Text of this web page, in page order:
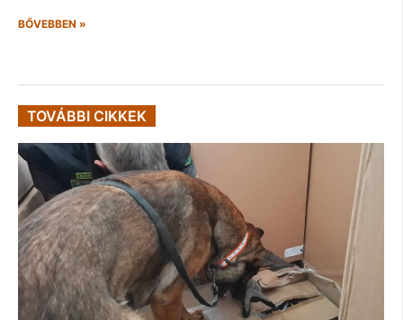
BŐVEBBEN »
TOVÁBBI CIKKEK